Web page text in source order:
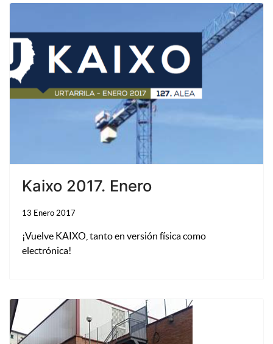
Kaixo 2017. Enero
13 Enero 2017
¡Vuelve KAIXO, tanto en versión física como
electrónica!